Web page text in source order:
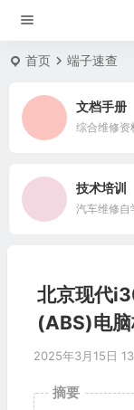
首页 端子速查
文档手册
综合维修资
技术培训
汽车维修自
北京现代
(ABS)电
2025年3月15日
摘要